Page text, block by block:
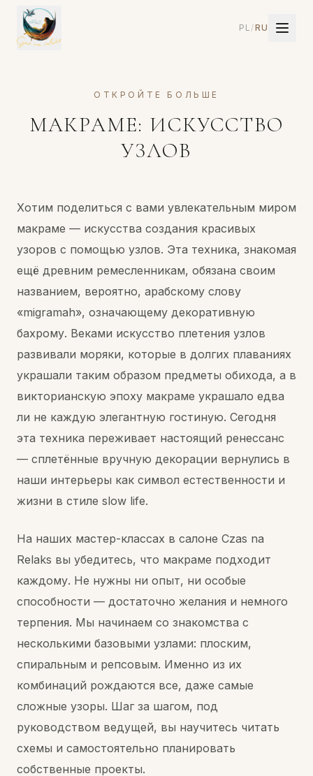
PL /RU
ОТКРОЙТЕ БОЛЬШЕ
МАКРАМЕ: ИСКУССТВО
УЗЛОВ
Хотим поделиться с вами увлекательным миром
макраме — искусства создания красивых
узоров с помощью узлов. Эта техника, знакомая
ещё древним ремесленникам, обязана своим
названием, вероятно, арабскому слову
«migramah», означающему декоративную
бахрому. Веками искусство плетения узлов
развивали моряки, которые в долгих плаваниях
украшали таким образом предметы обихода, а в
викторианскую эпоху макраме украшало едва
ли не каждую элегантную гостиную. Сегодня
эта техника переживает настоящий ренессанс
— сплетённые вручную декорации вернулись в
наши интерьеры как символ естественности и
жизни в стиле slow life.
На наших мастер-классах в салоне Czas na
Relaks вы убедитесь, что макраме подходит
каждому. Не нужны ни опыт, ни особые
способности — достаточно желания и немного
терпения. Мы начинаем со знакомства с
несколькими базовыми узлами: плоским,
спиральным и репсовым. Именно из их
комбинаций рождаются все, даже самые
сложные узоры. Шаг за шагом, под
руководством ведущей, вы научитесь читать
схемы и самостоятельно планировать
собственные проекты.